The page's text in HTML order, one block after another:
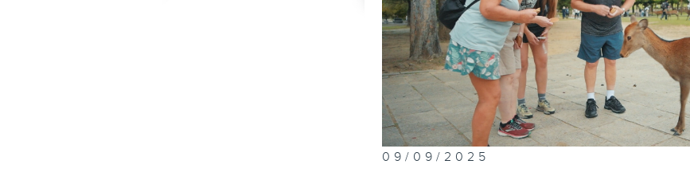
09/09/2025